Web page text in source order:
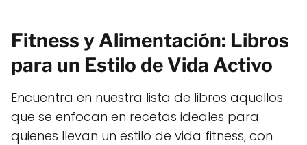
Fitness y Alimentación: Libros
para un Estilo de Vida Activo
Encuentra en nuestra lista de libros aquellos
que se enfocan en recetas ideales para
quienes llevan un estilo de vida fitness, con